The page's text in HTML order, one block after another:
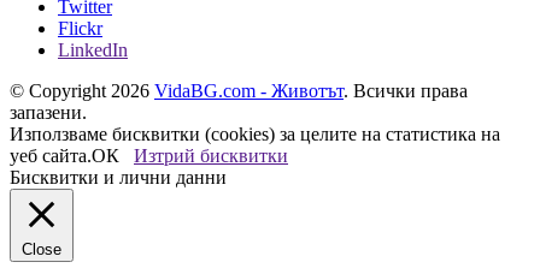
Twitter
Flickr
LinkedIn
© Copyright 2026 VidaBG.com - Животът. Всички права
запазени.
Използваме бисквитки (cookies) за целите на статистика на
уеб сайта.ОК
Изтрий бисквитки
Бисквитки и лични данни
Close